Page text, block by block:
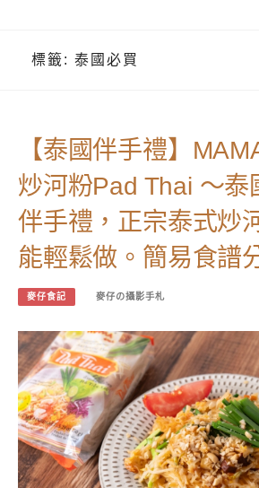
標籤: 泰國必買
【泰國伴手禮】
炒河粉Pad Thai ～泰
伴手禮，正宗泰式炒
能輕鬆做。簡易食譜
麥仔食記 麥仔の攝影手札